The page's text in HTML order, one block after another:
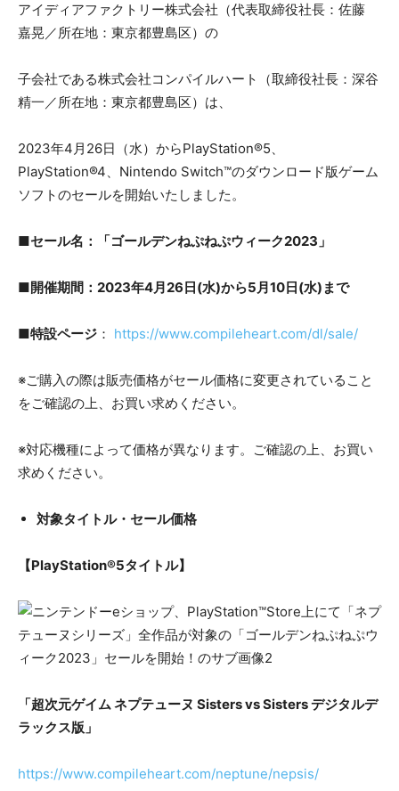
アイディアファクトリー株式会社（代表取締役社長：佐藤
嘉晃／所在地：東京都豊島区）の
子会社である株式会社コンパイルハート（取締役社長：深谷
精一／所在地：東京都豊島区）は、
2023年4月26日（水）からPlayStation®5、
PlayStation®4、Nintendo Switch™のダウンロード版ゲーム
ソフトのセールを開始いたしました。
■セール名：「ゴールデンねぷねぷウィーク2023」
■開催期間：2023年4月26日(水)から5月10日(水)まで
■特設ページ ： https://www.compileheart.com/dl/sale/
※ご購入の際は販売価格がセール価格に変更されていること
をご確認の上、お買い求めください。
※対応機種によって価格が異なります。ご確認の上、お買い
求めください。
対象タイトル・セール価格
【PlayStation®5タイトル】
「超次元ゲイム ネプテューヌ Sisters vs Sisters デジタルデ
ラックス版」
https://www.compileheart.com/neptune/nepsis/